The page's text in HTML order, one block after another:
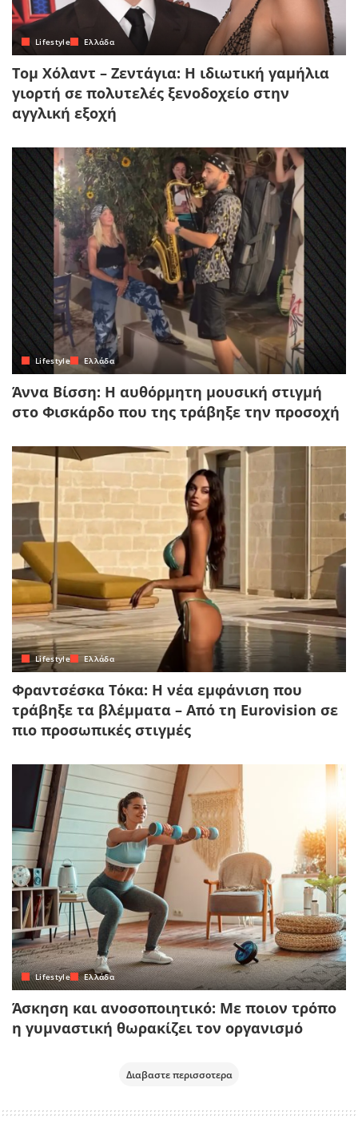
Lifestyle Ελλάδα
Τομ Χόλαντ – Ζεντάγια: Η ιδιωτική γαμήλια
γιορτή σε πολυτελές ξενοδοχείο στην
αγγλική εξοχή
Lifestyle Ελλάδα
Άννα Βίσση: Η αυθόρμητη μουσική στιγμή
στο Φισκάρδο που της τράβηξε την προσοχή
Lifestyle Ελλάδα
Φραντσέσκα Τόκα: Η νέα εμφάνιση που
τράβηξε τα βλέμματα – Από τη Eurovision σε
πιο προσωπικές στιγμές
Lifestyle Ελλάδα
Άσκηση και ανοσοποιητικό: Με ποιον τρόπο
η γυμναστική θωρακίζει τον οργανισμό
Διαβαστε περισσοτερα